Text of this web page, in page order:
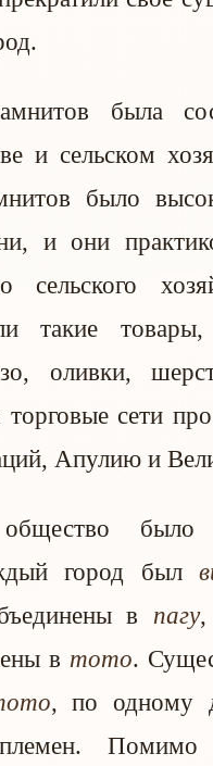
была
и сельском
было
и они
сельского
такие
оливки,
сети
Апулию и
общество было
город был
в пагу,
в тото.
, по одному